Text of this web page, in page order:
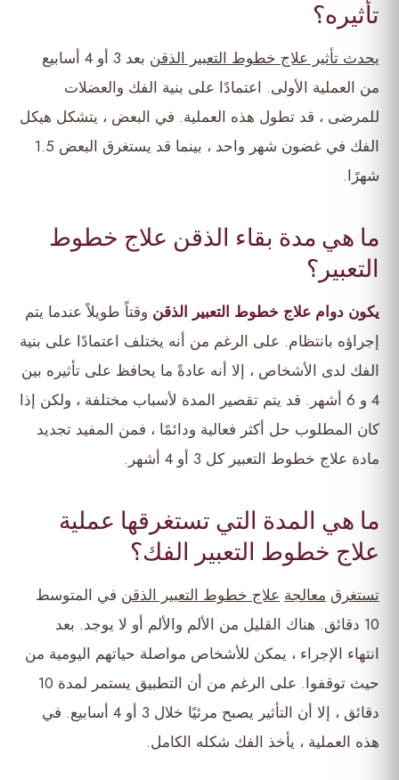
تأثيره؟
يحدث تأثير علاج خطوط التعبير الذقن
بعد 3 أو 4 أسابيع
من العملية الأولى. اعتمادًا على بنية الفك والعضلات
للمرضى ، قد تطول هذه العملية. في البعض ، يتشكل هيكل
الفك في غضون شهر واحد ، بينما قد يستغرق البعض 1.5
شهرًا.
ما هي مدة بقاء الذقن علاج خطوط
التعبير؟
يكون دوام علاج خطوط التعبير الذقن وقتاً طويلاً عندما يتم
إجراؤه بانتظام. على الرغم من أنه يختلف اعتمادًا على بنية
الفك لدى الأشخاص ، إلا أنه عادةً ما يحافظ على تأثيره بين
4 و 6 أشهر. قد يتم تقصير المدة لأسباب مختلفة ، ولكن إذا
كان المطلوب حل أكثر فعالية ودائمًا ، فمن المفيد تجديد
مادة علاج خطوط التعبير كل 3 أو 4 أشهر.
ما هي المدة التي تستغرقها عملية
علاج خطوط التعبير الفك؟
تستغرق معالجة علاج خطوط التعبير الذقن في المتوسط
10 دقائق. هناك القليل من الألم والألم أو لا يوجد. بعد
انتهاء الإجراء ، يمكن للأشخاص مواصلة حياتهم اليومية من
حيث توقفوا. على الرغم من أن التطبيق يستمر لمدة 10
دقائق ، إلا أن التأثير يصبح مرئيًا خلال 3 أو 4 أسابيع. في
هذه العملية ، يأخذ الفك شكله الكامل.